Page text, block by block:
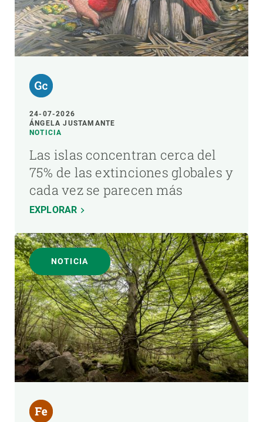
24-07-2026
ÁNGELA JUSTAMANTE
NOTICIA
Las islas concentran cerca del
75% de las extinciones globales y
cada vez se parecen más
EXPLORAR
NOTICIA